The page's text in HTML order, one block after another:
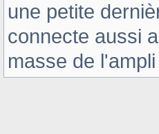
une petite
connecte aussi
masse de